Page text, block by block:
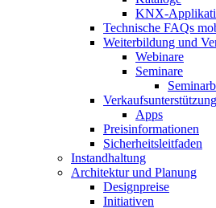
KNX-
Technische FAQs
Weiterbildung und
Webinare
Seminare
Verkaufsunterstützung
Apps
Preisinformationen
Sicherheitsleitfaden
Instandhaltung
Architektur und Planung
Designpreise
Initiativen